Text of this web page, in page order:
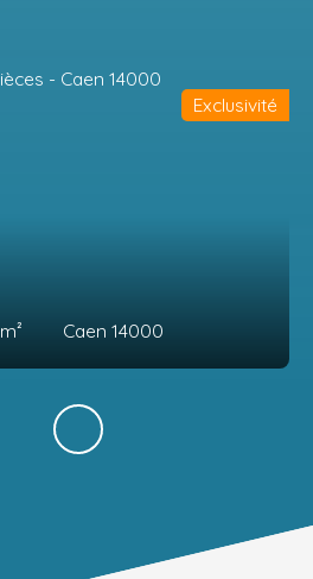
m² Caen 14000
Exclusivité